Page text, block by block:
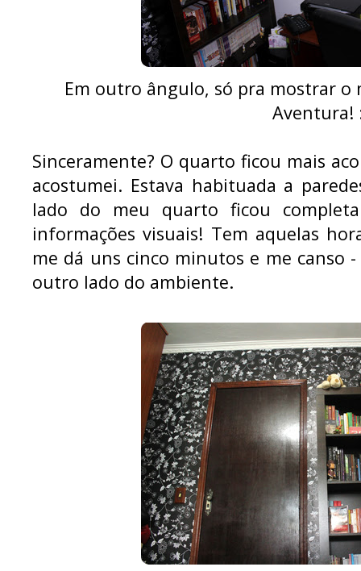
Em outro ângulo, só pra mostrar
Aventura!
Sinceramente? O quarto ficou mais
acostumei. Estava habituada a
lado do meu quarto ficou
informações visuais! Tem aquelas
me dá uns cinco minutos e me canso
outro lado do ambiente.